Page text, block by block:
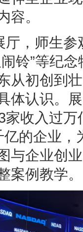
容。
厅，师生
铃”等纪
从初创到
体认识。
家收入过
的企业
与企业创
案例教学。